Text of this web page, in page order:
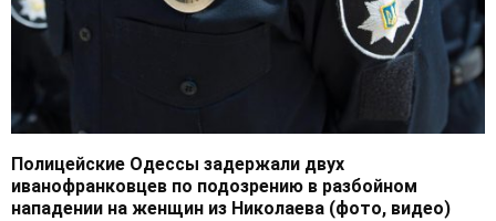
Полицейские Одессы задержали двух
иванофранковцев по подозрению в разбойном
нападении на женщин из Николаева (фото, видео)